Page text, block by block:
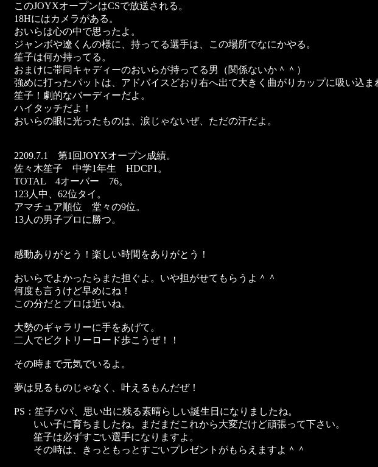
このJOYXオープンはCSで放送される。
18Hにはカメラがある。
おいらは心の中で思ったよ。
ジャンボや遼くんの様に、持ってる選手は、この場所でなにかやる。
笙子は何か持ってる。
おまけに帯同キャディーのおいらが持ってる男（関係ないか＾＾）
強めに打ったパットは、アドバイスどおり右へ出て大きく曲がりカップに吸い込ま
笙子！劇的なバーディーだよ。
ハイタッチだよ！
おいらの眼に光ったものは、涙じゃないぜ、ただの汗だよ。
2209.7.1 第1回JOYXオープン成績。
佐々木笙子 中学1年生 HDCP1。
TOTAL 4オーバー 76。
123人中、62位タイ。
アマチュア順位 堂々の9位。
13人の男子プロに勝つ。
感動ありがとう！楽しい時間をありがとう！
おいらでよかったらまた担ぐよ。いや担がせてもらうよ＾＾
何度も言うけど早めにね！
この分だとプロは近いね。
大勢のギャラリーに手をあげて。
二人でビクトリーロード歩こうぜ！！
その時まで元気でいるよ。
夢は見るものじゃなく、叶えるもんだぜ！
PS：笙子パパ、思い出に残る素晴らしい誕生日になりましたね。
いい子に育ちましたね。まだまだこれから大変だけど頑張って下さい。
笙子は必ずすごい選手になりますよ。
その時は、きっともっとすごいプレゼントがもらえますよ＾＾